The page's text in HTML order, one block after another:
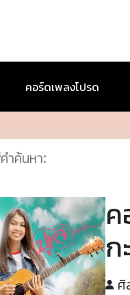
คอร์ดเพลงโปรด
ก
ศิ